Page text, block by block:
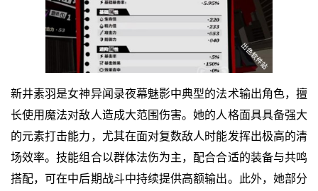
新井素羽是女神异闻录夜幕魅影中典型的法术输出角色，擅
长使用魔法对敌人造成大范围伤害。她的人格面具具备强大
的元素打击能力，尤其在面对复数敌人时能发挥出极高的清
场效率。技能组合以群体法伤为主，配合合适的装备与共鸣
搭配，可在中后期战斗中持续提供高额输出。此外，她部分